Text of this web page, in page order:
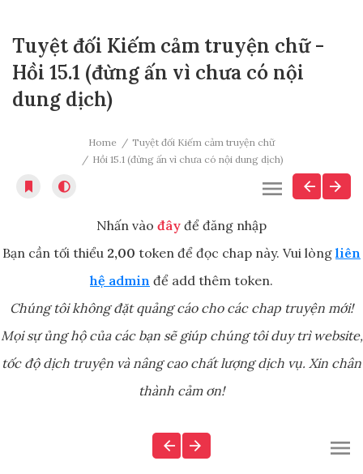
Tuyệt đối Kiếm cảm truyện chữ -
Hồi 15.1 (đừng ấn vì chưa có nội
dung dịch)
Home
Tuyệt đối Kiếm cảm truyện chữ
Hồi 15.1 (đừng ấn vì chưa có nội dung dịch)
Nhấn vào đây để đăng nhập
Bạn cần tối thiểu 2,00 token để đọc chap này. Vui lòng liên
hệ admin để add thêm token.
Chúng tôi không đặt quảng cáo cho các chap truyện mới!
Mọi sự ủng hộ của các bạn sẽ giúp chúng tôi duy trì website,
tốc độ dịch truyện và nâng cao chất lượng dịch vụ. Xin chân
thành cảm ơn!